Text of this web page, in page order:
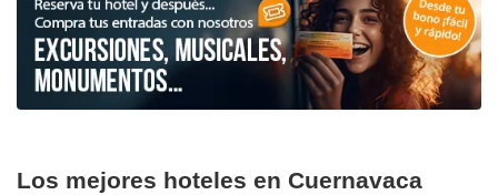
Los mejores hoteles en Cuernavaca